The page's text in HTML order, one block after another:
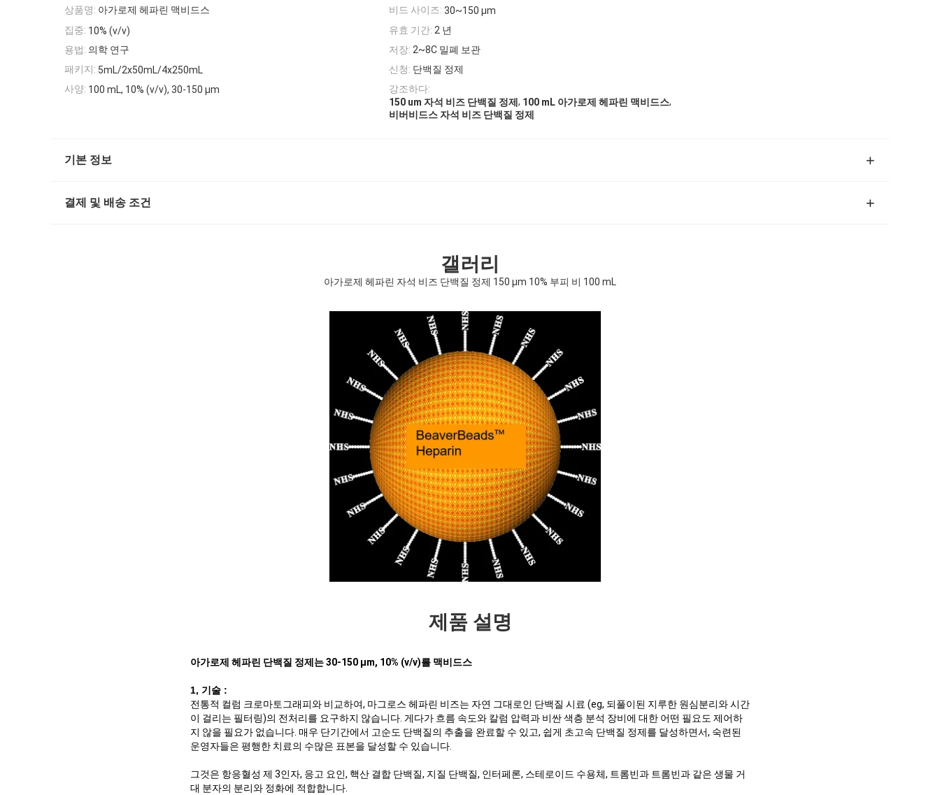
상품명: 아가로제 헤파린 맥비드스 비드 사이즈: 30~150 μm
집중: 10% (v/v) 유효 기간: 2 년
용법: 의학 연구 저장: 2~8C 밀폐 보관
패키지: 5mL/2x50mL/4x250mL 신청: 단백질 정제
사양: 100 mL, 10% (v/v), 30-150 μm
강조하다:
150 um 자석 비즈 단백질 정제 , 100 mL 아가로제 헤파린 맥비드스,
비버비드스 자석 비즈 단백질 정제
기본 정보
결제 및 배송 조건
갤러리
아가로제 헤파린 자석 비즈 단백질 정제 150 μm 10% 부피 비 100 mL
제품 설명
아가로제 헤파린 단백질 정제는 30-150 μm, 10% (v/v)를 맥비드스
1, 기술 :
전통적 컬럼 크로마토그래피와 비교하여, 마그로스 헤파린 비즈는 자연 그대로인 단백질 시료 (eg, 되풀이된 지루한 원심분리와 시간
이 걸리는 필터링)의 전처리를 요구하지 않습니다. 게다가 흐름 속도와 칼럼 압력과 비싼 색층 분석 장비에 대한 어떤 필요도 제어하
지 않을 필요가 없습니다. 매우 단기간에서 고순도 단백질의 추출을 완료할 수 있고, 쉽게 초고속 단백질 정제를 달성하면서, 숙련된
운영자들은 평행한 치료의 수많은 표본을 달성할 수 있습니다.
그것은 항응혈성 제 3인자, 응고 요인, 핵산 결합 단백질, 지질 단백질, 인터페론, 스테로이드 수용체, 트롬빈과 트롬빈과 같은 생물 거
대 분자의 분리와 정화에 적합합니다.